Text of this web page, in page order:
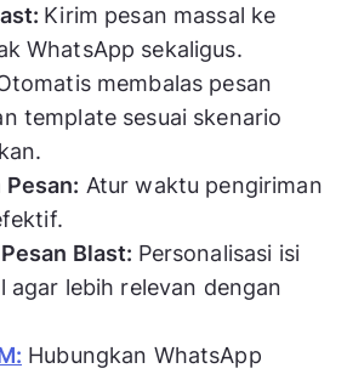
Kirim pesan massal ke
WhatsApp sekaligus.
membalas pesan
template sesuai skenario
Atur waktu pengiriman
Blast: Personalisasi isi
agar lebih relevan dengan
Hubungkan WhatsApp